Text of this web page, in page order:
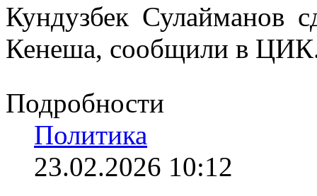
Кундузбек Сулайманов
Кенеша, сообщили в
Подробности
Политика
23.02.2026 10:12